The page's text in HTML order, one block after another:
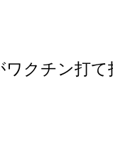
ワクチン打